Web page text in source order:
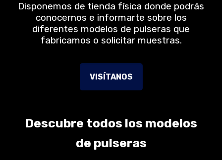
Disponemos de tienda física donde podrás
conocernos e informarte sobre los
diferentes modelos de pulseras que
fabricamos o solicitar muestras.
VISÍTANOS
Descubre todos los modelos
de pulseras